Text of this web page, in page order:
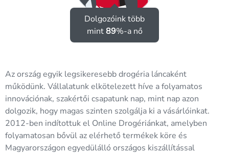
Dolgozóink több
mint89%-a nő
Az ország egyik legsikeresebb drogéria láncaként
működünk. Vállalatunk elkötelezett híve a folyamatos
innovációnak, szakértői csapatunk nap, mint nap azon
dolgozik, hogy magas szinten szolgálja ki a vásárlóinkat.
2012-ben indítottuk el Online Drogériánkat, amelyben
folyamatosan bővül az elérhető termékek köre és
Magyarországon egyedülálló országos kiszállítással